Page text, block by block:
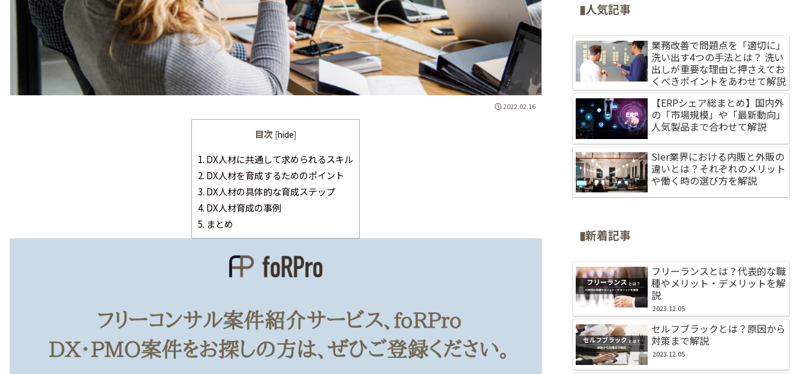
2022.02.16
目次 [hide]
1. DX人材に共通して求められるスキル
2. DX人材を育成するためのポイント
3. DX人材の具体的な育成ステップ
4. DX人材育成の事例
5. まとめ
▮人気記事
業務改善で問題点を「適切に」
洗い出す4つの手法とは？ 洗い
出しが重要な理由と押さえてお
くべきポイントをあわせて解説
【ERPシェア総まとめ】国内外
の「市場規模」や「最新動向」
人気製品まで合わせて解説
SIer業界における内販と外販の
違いとは？それぞれのメリット
や働く時の選び方を解説
▮新着記事
フリーランスとは？代表的な職
種やメリット・デメリットを解
説
2023.12.05
セルフブラックとは？原因から
対策まで解説
2023.12.05